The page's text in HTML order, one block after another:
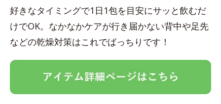
好きなタイミングで1日1包を目安にサッと飲むだ
けでOK。なかなかケアが行き届かない背中や足先
などの乾燥対策はこれでばっちりです！